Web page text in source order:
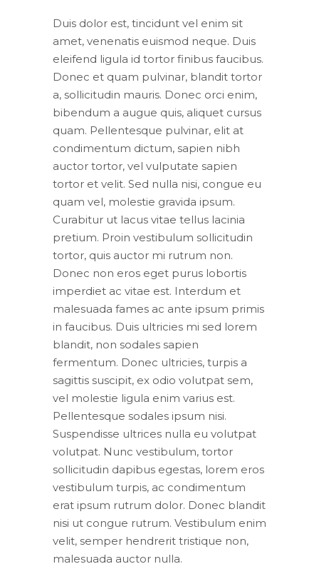
Duis dolor est, tincidunt vel enim sit
amet, venenatis euismod neque. Duis
eleifend ligula id tortor finibus faucibus.
Donec et quam pulvinar, blandit tortor
a, sollicitudin mauris. Donec orci enim,
bibendum a augue quis, aliquet cursus
quam. Pellentesque pulvinar, elit at
condimentum dictum, sapien nibh
auctor tortor, vel vulputate sapien
tortor et velit. Sed nulla nisi, congue eu
quam vel, molestie gravida ipsum.
Curabitur ut lacus vitae tellus lacinia
pretium. Proin vestibulum sollicitudin
tortor, quis auctor mi rutrum non.
Donec non eros eget purus lobortis
imperdiet ac vitae est. Interdum et
malesuada fames ac ante ipsum primis
in faucibus. Duis ultricies mi sed lorem
blandit, non sodales sapien
fermentum. Donec ultricies, turpis a
sagittis suscipit, ex odio volutpat sem,
vel molestie ligula enim varius est.
Pellentesque sodales ipsum nisi.
Suspendisse ultrices nulla eu volutpat
volutpat. Nunc vestibulum, tortor
sollicitudin dapibus egestas, lorem eros
vestibulum turpis, ac condimentum
erat ipsum rutrum dolor. Donec blandit
nisi ut congue rutrum. Vestibulum enim
velit, semper hendrerit tristique non,
malesuada auctor nulla.